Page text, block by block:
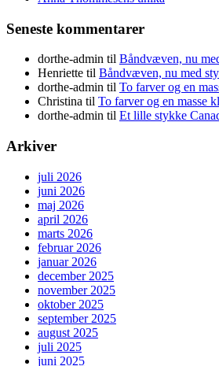
Seneste kommentarer
dorthe-admin til Båndvæven, nu
Henriette til Båndvæven, nu med
dorthe-admin til To farver og en
Christina til To farver og en masse
dorthe-admin til Et lille stykke
Arkiver
juli 2026
juni 2026
maj 2026
april 2026
marts 2026
februar 2026
januar 2026
december 2025
november 2025
oktober 2025
september 2025
august 2025
juli 2025
juni 2025